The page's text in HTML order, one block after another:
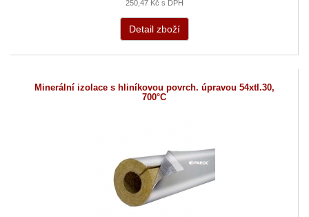
250,47 Kč s DPH
Detail zboží
Minerální izolace s hliníkovou povrch. úpravou 54xtl.30,
700°C